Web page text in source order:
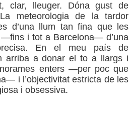
clar, lleuger. Dóna gust de
meteorologia de la tardor
d’una llum tan fina que les
—fins i tot a Barcelona— d’una
En el meu país de
arriba a donar el to a llargs i
enters —per poc que
i l’objectivitat estricta de les
i obsessiva.